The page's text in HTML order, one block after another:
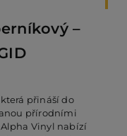
–
přináší do
přírodními
Vinyl nabízí